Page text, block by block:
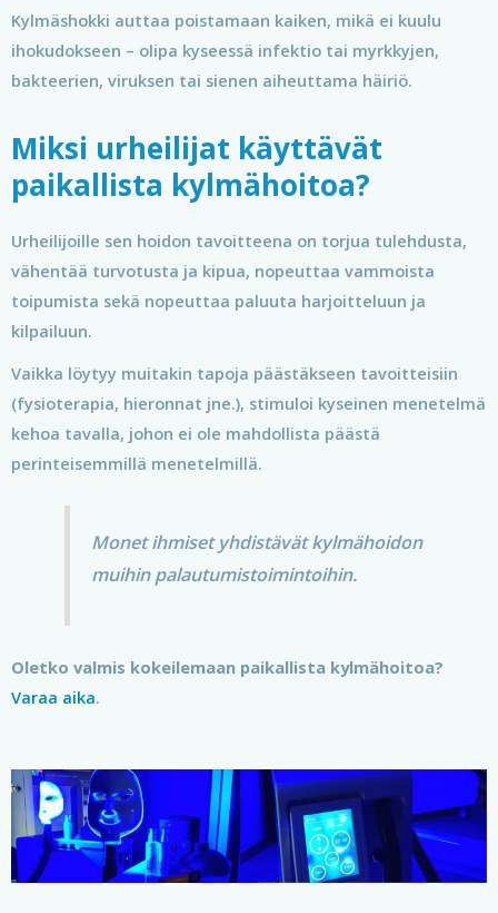
Kylmäshokki auttaa poistamaan kaiken, mikä ei kuulu
ihokudokseen – olipa kyseessä infektio tai myrkkyjen,
bakteerien, viruksen tai sienen aiheuttama häiriö.
Miksi urheilijat käyttävät
paikallista kylmähoitoa?
Urheilijoille sen hoidon tavoitteena on torjua tulehdusta,
vähentää turvotusta ja kipua, nopeuttaa vammoista
toipumista sekä nopeuttaa paluuta harjoitteluun ja
kilpailuun.
Vaikka löytyy muitakin tapoja päästäkseen tavoitteisiin
(fysioterapia, hieronnat jne.), stimuloi kyseinen menetelmä
kehoa tavalla, johon ei ole mahdollista päästä
perinteisemmillä menetelmillä.
Monet ihmiset yhdistävät kylmähoidon
muihin palautumistoimintoihin.
Oletko valmis kokeilemaan paikallista kylmähoitoa?
Varaa aika.